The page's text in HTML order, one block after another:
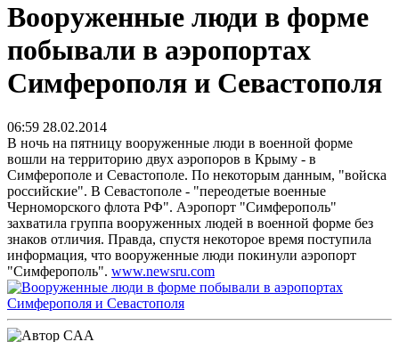
Вооруженные люди в форме
побывали в аэропортах
Симферополя и Севастополя
06:59 28.02.2014
В ночь на пятницу вооруженные люди в военной форме
вошли на территорию двух аэропоров в Крыму - в
Симферополе и Севастополе. По некоторым данным, "войска
российские". В Севастополе - "переодетые военные
Черноморского флота РФ". Аэропорт "Симферополь"
захватила группа вооруженных людей в военной форме без
знаков отличия. Правда, спустя некоторое время поступила
информация, что вооруженные люди покинули аэропорт
"Симферополь". www.newsru.com